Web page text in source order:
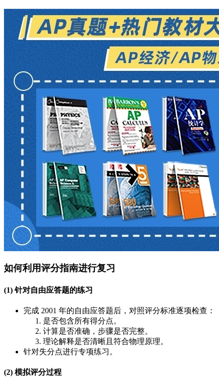
如何利用评分指南进行复习
(1) 针对自由应答题的练习
完成 2001 年的自由应答题后，对照评分标准逐项检查：
是否包含所有得分点。
计算是否准确，步骤是否完整。
理论解释是否清晰且符合物理原理。
针对失分点进行专项练习。
(2) 模拟评分过程